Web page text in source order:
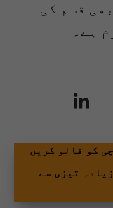
قسم کی
ہے۔
کو فالو کریں
تیزی سے